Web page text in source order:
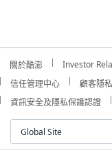
關於酷澎 Investor
信任管理中心
顧客隱
資訊安全及隱私保護認證
Global Site